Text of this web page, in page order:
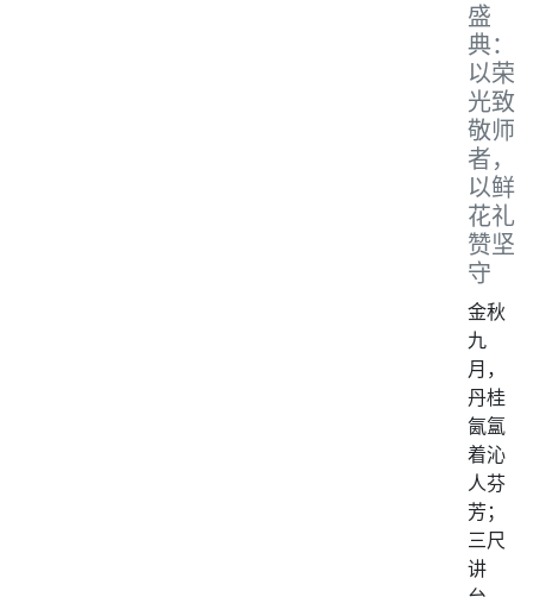
盛
典：
以荣
光致
敬师
者，
以鲜
花礼
赞坚
守
金秋
九
月，
丹桂
氤氲
着沁
人芬
芳；
三尺
讲